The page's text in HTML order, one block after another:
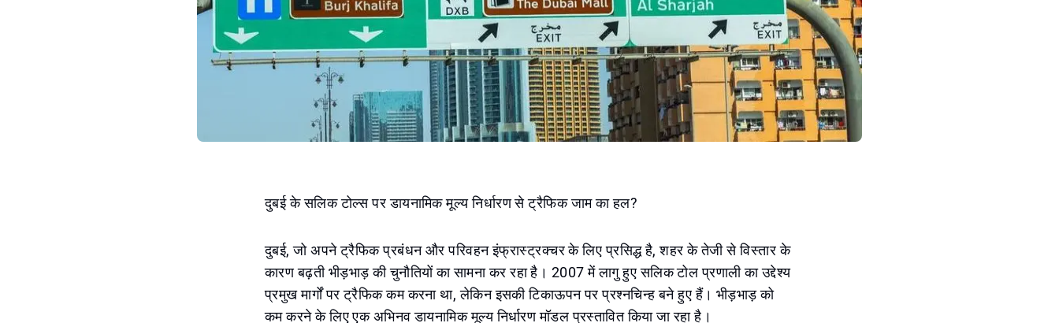
दुबई के सलिक टोल्स पर डायनामिक मूल्य निर्धारण से ट्रैफिक जाम का हल?
दुबई, जो अपने ट्रैफिक प्रबंधन और परिवहन इंफ्रास्ट्रक्चर के लिए प्रसिद्ध है, शहर के तेजी से विस्तार के
कारण बढ़ती भीड़भाड़ की चुनौतियों का सामना कर रहा है। 2007 में लागु हुए सलिक टोल प्रणाली का उद्देश्य
प्रमुख मार्गों पर ट्रैफिक कम करना था, लेकिन इसकी टिकाऊपन पर प्रश्नचिन्ह बने हुए हैं। भीड़भाड़ को
कम करने के लिए एक अभिनव डायनामिक मूल्य निर्धारण मॉडल प्रस्तावित किया जा रहा है।